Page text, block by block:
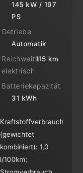
145 kW / 197
PS
Getriebe
Automatik
Reichweite
elektrisch
115 km
Batteriekapazität
31 kWh
Kraftstoffverbrauch
(gewichtet
kombiniert):1,0
l/100km;